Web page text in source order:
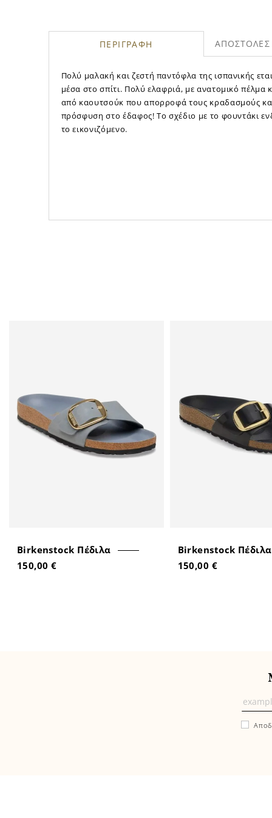
ΠΕΡΙΓΡΑΦΗ
Πολύ μαλακή και ζεστή παντόφλα της ισπανικής
μέσα στο σπίτι. Πολύ ελαφριά, με ανατομικό πέλμα
από καουτσούκ που απορροφά τους κραδασμούς
πρόσφυση στο έδαφος! Το σχέδιο με το φουντάκι
το εικονιζόμενο.
ΑΠΟΣΤΟΛΕΣ
Birkenstock Πέδιλα
150,00 €
Birkenstock Πέδιλα
150,00 €
εδώ